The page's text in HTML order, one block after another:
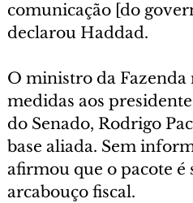
comunicação [do
declarou Haddad.
O ministro da
medidas aos
do Senado, Rodrigo
base aliada. Sem
afirmou que o pacote
arcabouço fiscal.